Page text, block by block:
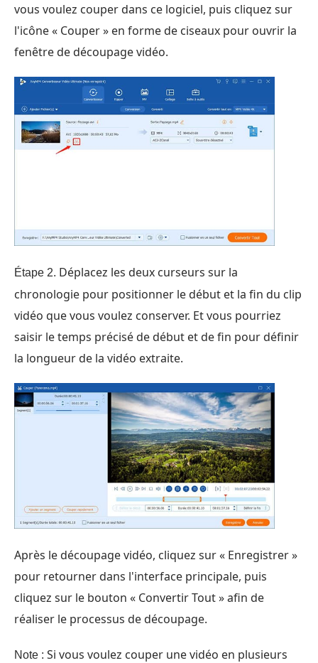
vous voulez couper dans ce logiciel, puis cliquez sur
l'icône « Couper » en forme de ciseaux pour ouvrir la
fenêtre de découpage vidéo.
Étape 2. Déplacez les deux curseurs sur la
chronologie pour positionner le début et la fin du clip
vidéo que vous voulez conserver. Et vous pourriez
saisir le temps précisé de début et de fin pour définir
la longueur de la vidéo extraite.
Après le découpage vidéo, cliquez sur « Enregistrer »
pour retourner dans l'interface principale, puis
cliquez sur le bouton « Convertir Tout » afin de
réaliser le processus de découpage.
Note : Si vous voulez couper une vidéo en plusieurs